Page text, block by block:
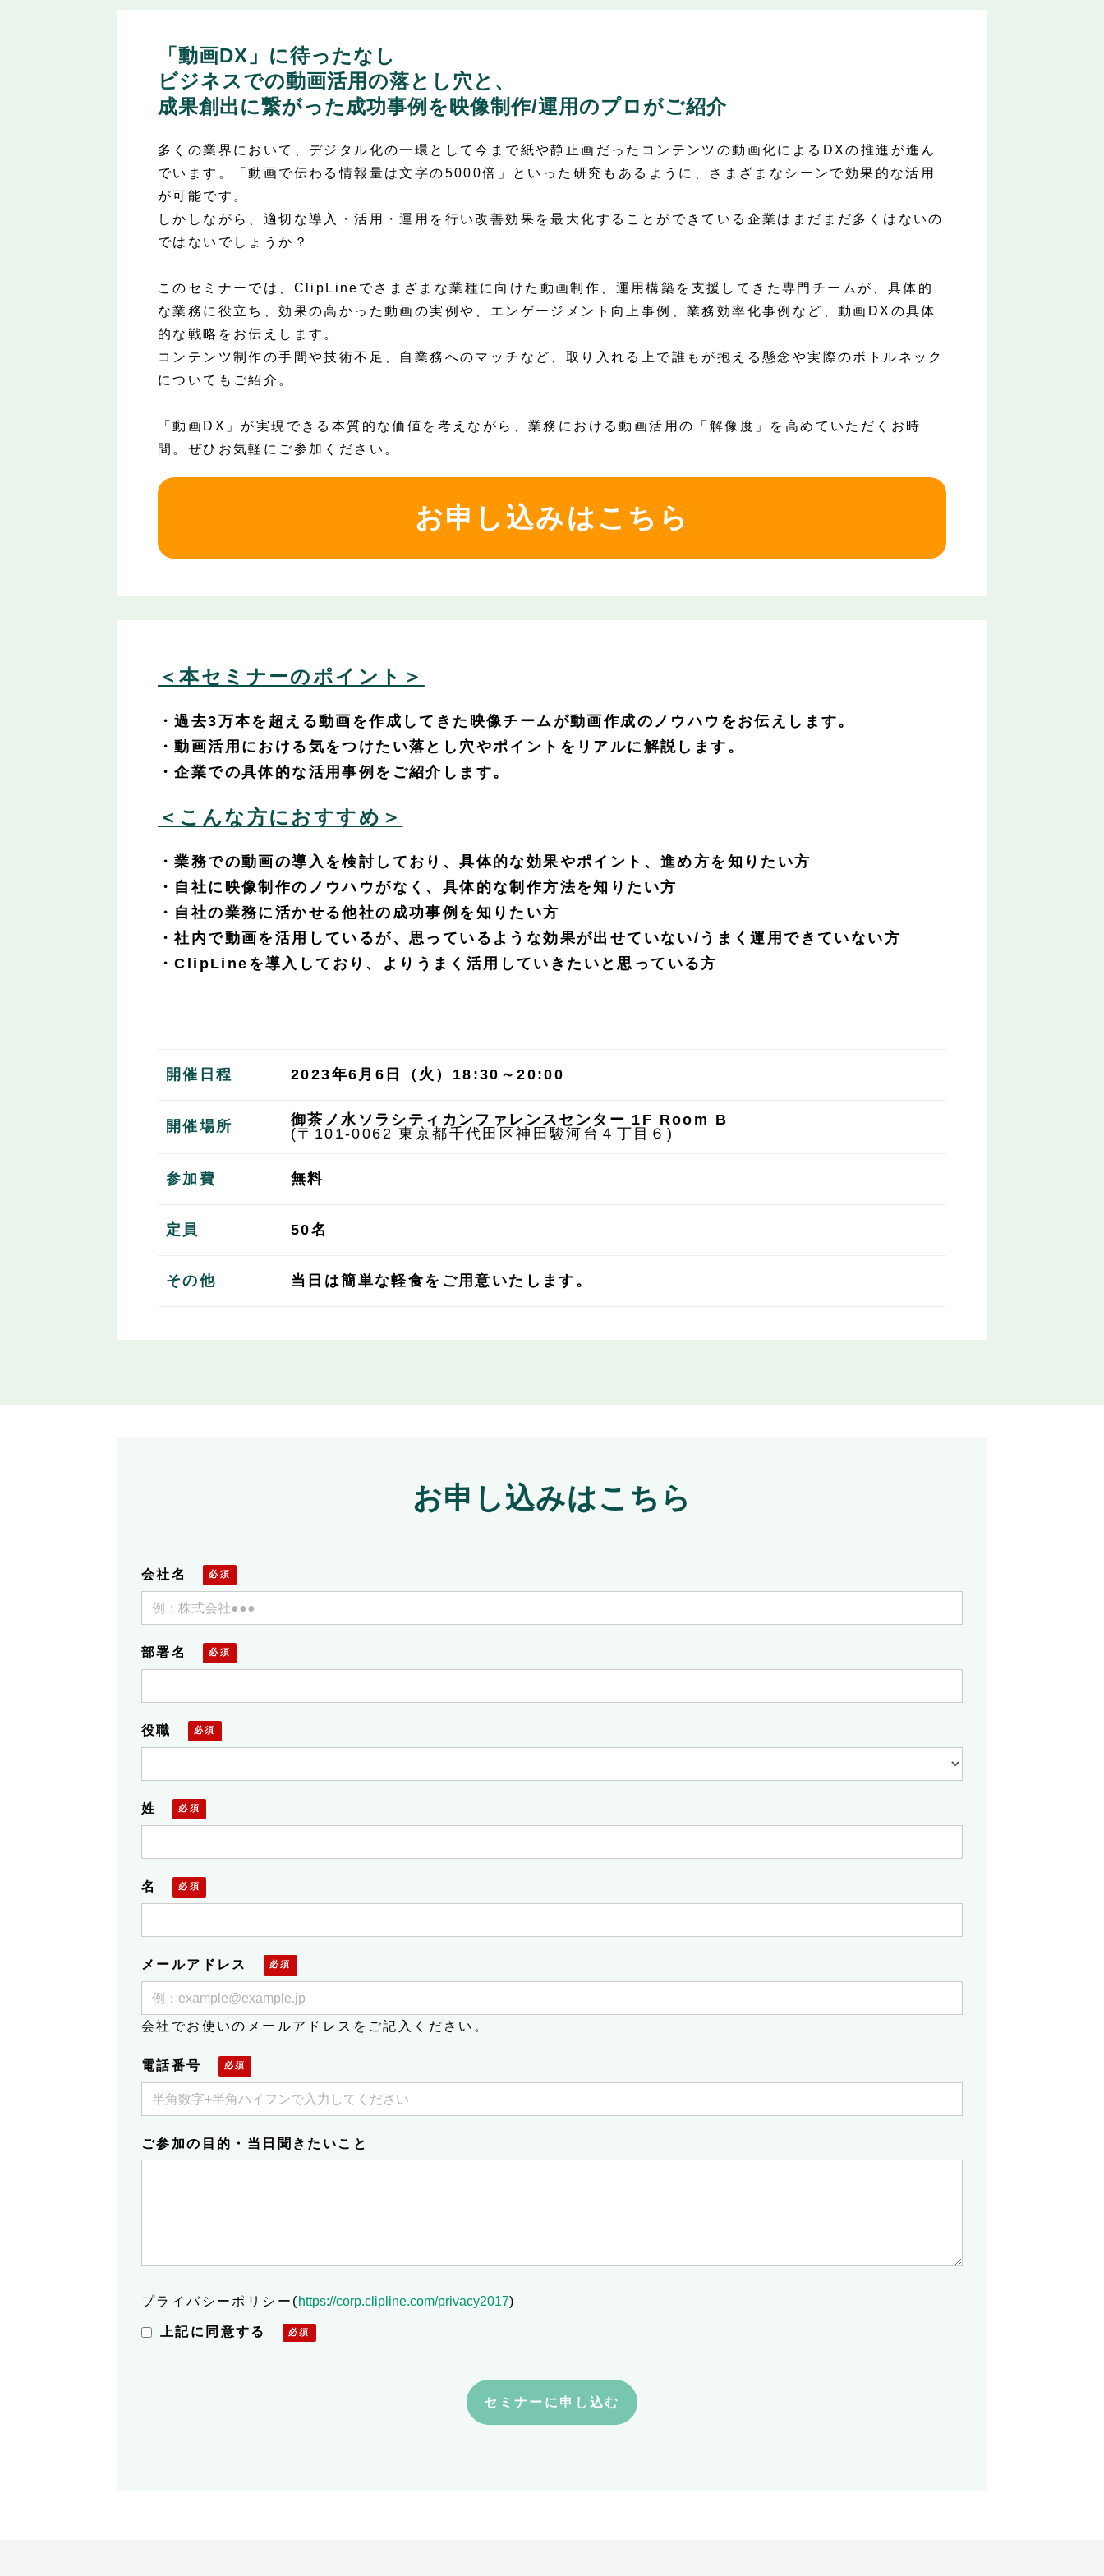
「動画DX」に待ったなし
ビジネスでの動画活用の落とし穴と、
成果創出に繋がった成功事例を映像制作/運用のプロがご紹介
多くの業界において、デジタル化の一環として今まで紙や静止画だったコンテンツの動画化によるDXの推進が進ん
でいます。「動画で伝わる情報量は文字の5000倍」といった研究もあるように、さまざまなシーンで効果的な活用
が可能です。
しかしながら、適切な導入・活用・運用を行い改善効果を最大化することができている企業はまだまだ多くはないの
ではないでしょうか？
このセミナーでは、ClipLineでさまざまな業種に向けた動画制作、運用構築を支援してきた専門チームが、具体的
な業務に役立ち、効果の高かった動画の実例や、エンゲージメント向上事例、業務効率化事例など、動画DXの具体
的な戦略をお伝えします。
コンテンツ制作の手間や技術不足、自業務へのマッチなど、取り入れる上で誰もが抱える懸念や実際のボトルネック
についてもご紹介。
「動画DX」が実現できる本質的な価値を考えながら、業務における動画活用の「解像度」を高めていただくお時
間。ぜひお気軽にご参加ください。
お申し込みはこちら
＜本セミナーのポイント＞
・過去3万本を超える動画を作成してきた映像チームが動画作成のノウハウをお伝えします。
・動画活用における気をつけたい落とし穴やポイントをリアルに解説します。
・企業での具体的な活用事例をご紹介します。
＜こんな方におすすめ＞
・業務での動画の導入を検討しており、具体的な効果やポイント、進め方を知りたい方
・自社に映像制作のノウハウがなく、具体的な制作方法を知りたい方
・自社の業務に活かせる他社の成功事例を知りたい方
・社内で動画を活用しているが、思っているような効果が出せていない/うまく運用できていない方
・ClipLineを導入しており、よりうまく活用していきたいと思っている方
開催日程 2023年6月6日（火）18:30～20:00
開催場所
御茶ノ水ソラシティカンファレンスセンター 1F Room B
(〒101-0062 東京都千代田区神田駿河台４丁目６)
参加費 無料
定員 50名
その他 当日は簡単な軽食をご用意いたします。
お申し込みはこちら
会社名
部署名
役職
姓
名
メールアドレス
会社でお使いのメールアドレスをご記入ください。
電話番号
ご参加の目的・当日聞きたいこと
プライバシーポリシー ( https://corp.clipline.com/privacy2017)
上記に同意する